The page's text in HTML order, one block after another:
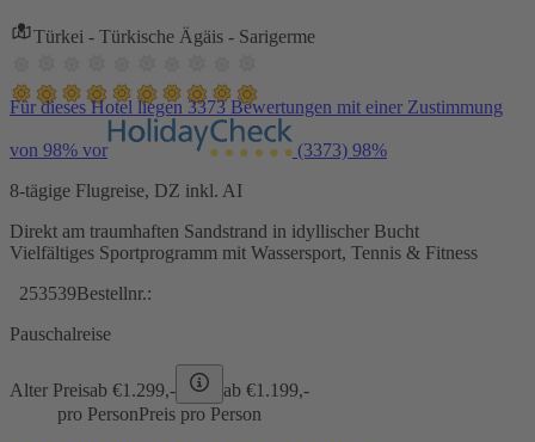
Türkei - Türkische Ägäis - Sarigerme
Für dieses Hotel liegen 3373 Bewertungen mit einer Zustimmung
von 98% vor (3373) 98%
8-tägige Flugreise, DZ inkl. AI
Direkt am traumhaften Sandstrand in idyllischer Bucht
Vielfältiges Sportprogramm mit Wassersport, Tennis & Fitness
253539Bestellnr.:
Pauschalreise
Alter Preisab €1.299,- ab €1.199,-
pro PersonPreis pro Person